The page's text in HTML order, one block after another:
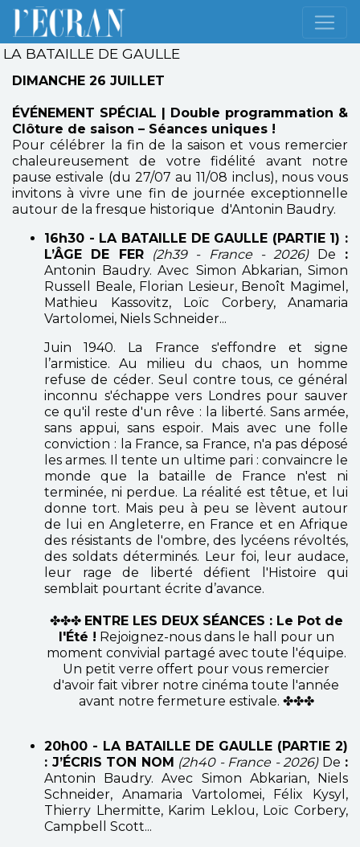
LA BATAILLE DE GAULLE
DIMANCHE 26 JUILLET
ÉVÉNEMENT SPÉCIAL | Double programmation &
Clôture de saison – Séances uniques !
Pour célébrer la fin de la saison et vous remercier
chaleureusement de votre fidélité avant notre
pause estivale (du 27/07 au 11/08 inclus), nous vous
invitons à vivre une fin de journée exceptionnelle
autour de la fresque historique d'Antonin Baudry.
16h30 - LA BATAILLE DE GAULLE (PARTIE 1) :
L’ÂGE DE FER
(2h39 - France - 2026)De :
Antonin Baudry. Avec Simon Abkarian, Simon
Russell Beale, Florian Lesieur, Benoît Magimel,
Mathieu Kassovitz, Loïc Corbery, Anamaria
Vartolomei, Niels Schneider...
Juin 1940. La France s'effondre et signe
l’armistice. Au milieu du chaos, un homme
refuse de céder. Seul contre tous, ce général
inconnu s'échappe vers Londres pour sauver
ce qu'il reste d'un rêve : la liberté. Sans armée,
sans appui, sans espoir. Mais avec une folle
conviction : la France, sa France, n'a pas déposé
les armes. Il tente un ultime pari : convaincre le
monde que la bataille de France n'est ni
terminée, ni perdue. La réalité est têtue, et lui
donne tort. Mais peu à peu se lèvent autour
de lui en Angleterre, en France et en Afrique
des résistants de l'ombre, des lycéens révoltés,
des soldats déterminés. Leur foi, leur audace,
leur rage de liberté défient l'Histoire qui
semblait pourtant écrite d’avance.
✤✤✤ ENTRE LES DEUX SÉANCES : Le Pot de
l'Été ! Rejoignez-nous dans le hall pour un
moment convivial partagé avec toute l'équipe.
Un petit verre offert pour vous remercier
d'avoir fait vibrer notre cinéma toute l'année
avant notre fermeture estivale. ✤✤✤
20h00 - LA BATAILLE DE GAULLE (PARTIE 2)
: J’ÉCRIS TON NOM (2h40 - France - 2026)De :
Antonin Baudry. Avec Simon Abkarian, Niels
Schneider, Anamaria Vartolomei, Félix Kysyl,
Thierry Lhermitte, Karim Leklou, Loïc Corbery,
Campbell Scott...